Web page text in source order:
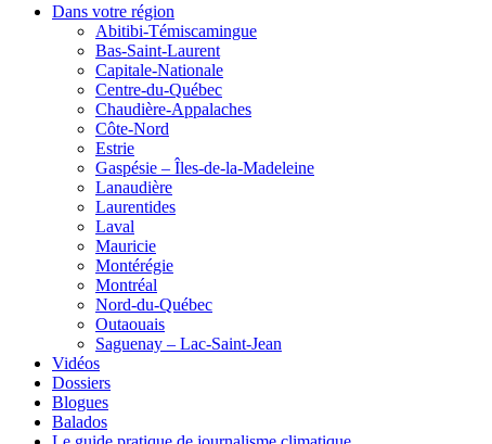
Dans votre région
Abitibi-Témiscamingue
Bas-Saint-Laurent
Capitale-Nationale
Centre-du-Québec
Chaudière-Appalaches
Côte-Nord
Estrie
Gaspésie – Îles-de-la-Madeleine
Lanaudière
Laurentides
Laval
Mauricie
Montérégie
Montréal
Nord-du-Québec
Outaouais
Saguenay – Lac-Saint-Jean
Vidéos
Dossiers
Blogues
Balados